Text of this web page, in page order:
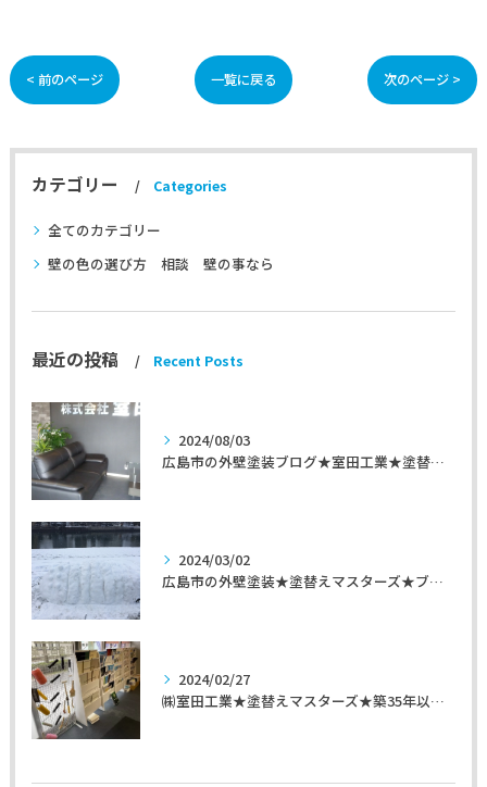
< 前のページ 一覧に戻る 次のページ >
カテゴリー Categories
全てのカテゴリー
壁の色の選び方 相談 壁の事なら
最近の投稿 Recent Posts
2024/08/03
広島市の外壁塗装ブログ★室田工業★塗替えマスターズ★外壁リフォーム
2024/03/02
広島市の外壁塗装★塗替えマスターズ★ブログ「初めて家を手入れするのに」
2024/02/27
㈱室田工業★塗替えマスターズ★築35年以上のお宅の施工事例